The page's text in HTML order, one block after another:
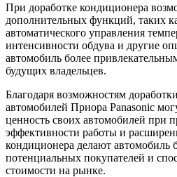
При доработке кондиционера
дополнительных функций, таких
автоматического управления
интенсивности обдува и другие
автомобиль более
будущих владельцев.
Благодаря возможностям
автомобилей Приора Panasonic
ценность своих автомобилей при
эффективности работы и
кондиционера делают автомобиль
потенциальных покупателей и
стоимости на рынке.